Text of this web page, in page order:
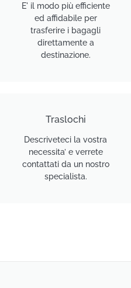
E' il modo più efficiente
ed affidabile per
trasferire i bagagli
direttamente a
destinazione.
Traslochi
Descriveteci la vostra
necessita’ e verrete
contattati da un nostro
specialista.